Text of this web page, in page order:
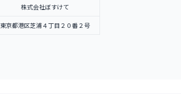
株式会社ぼすけて
東京都港区芝浦４丁目２０番２号